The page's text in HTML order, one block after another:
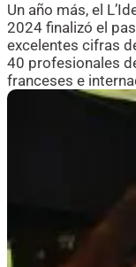
Un año más, el
2024 finalizó el
excelentes cifras
40 profesionales
franceses e